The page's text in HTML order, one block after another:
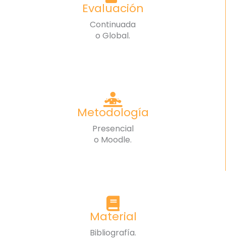
Evaluación
Continuada
o Global.
Metodología
Presencial
o Moodle.
Material
Bibliografía.